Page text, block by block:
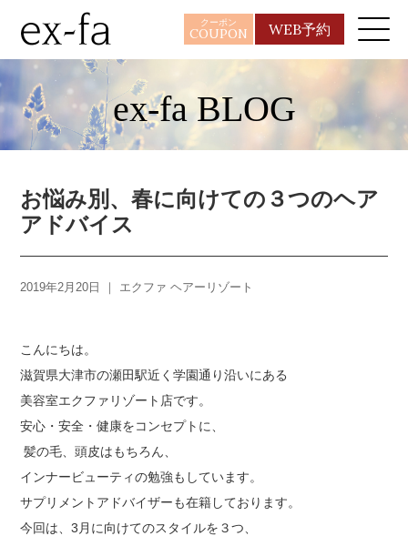
WEB予約
クーポン
COUPON
ex-fa BLOG
お悩み別、春に向けての３つのヘア
アドバイス
2019年2月20日 ｜ エクファ ヘアーリゾート
こんにちは。
滋賀県大津市の瀬田駅近く学園通り沿いにある
美容室エクファリゾート店です。
安心・安全・健康をコンセプトに、
髪の毛、頭皮はもちろん、
インナービューティの勉強もしています。
サプリメントアドバイザーも在籍しております。
今回は、3月に向けてのスタイルを３つ、